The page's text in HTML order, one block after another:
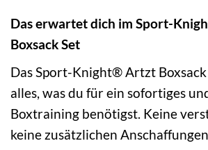
Das erwartet dich im Sport-
Boxsack Set
Das Sport-Knight® Artzt
alles, was du für ein sofortiges
Boxtraining benötigst. Keine
keine zusätzlichen